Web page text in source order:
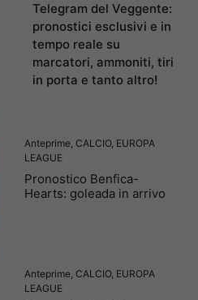
Telegram del Veggente:
pronostici esclusivi e in
tempo reale su
marcatori, ammoniti, tiri
in porta e tanto altro!
Anteprime CALCIO, EUROPA
LEAGUE
Pronostico Benfica-
Hearts: goleada in arrivo
Anteprime CALCIO, EUROPA
LEAGUE